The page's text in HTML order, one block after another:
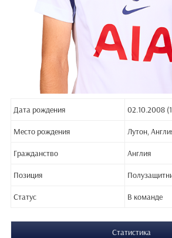
Дата рождения 02.10.2008
Место рождения Лутон,
Гражданство Англия
Позиция
Статус В команде
Статистика